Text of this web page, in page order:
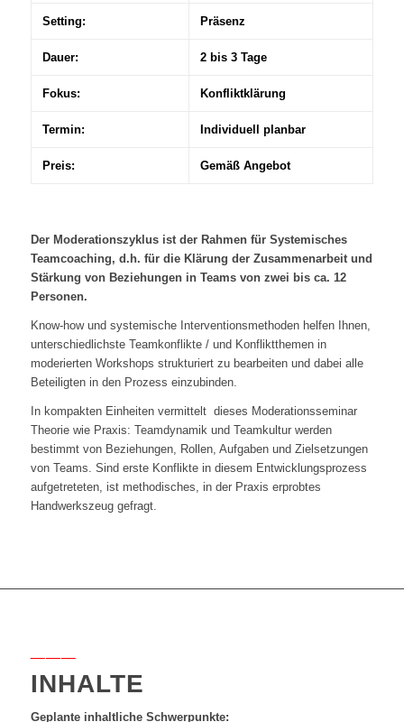
Setting: Präsenz
Dauer: 2 bis 3 Tage
Fokus: Konfliktklärung
Termin: Individuell planbar
Preis: Gemäß Angebot
Der Moderationszyklus ist der Rahmen für Systemisches
Teamcoaching, d.h. für die Klärung der Zusammenarbeit und
Stärkung von Beziehungen in Teams von zwei bis ca. 12
Personen.
Know-how und systemische Interventionsmethoden helfen Ihnen,
unterschiedlichste Teamkonflikte / und Konfliktthemen in
moderierten Workshops strukturiert zu bearbeiten und dabei alle
Beteiligten in den Prozess einzubinden.
In kompakten Einheiten vermittelt dieses Moderationsseminar
Theorie wie Praxis: Teamdynamik und Teamkultur werden
bestimmt von Beziehungen, Rollen, Aufgaben und Zielsetzungen
von Teams. Sind erste Konflikte in diesem Entwicklungsprozess
aufgetreteten, ist methodisches, in der Praxis erprobtes
Handwerkszeug gefragt.
INHALTE
Geplante inhaltliche Schwerpunkte: